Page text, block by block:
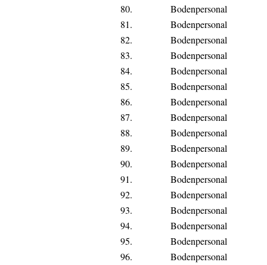
80.
Bodenpersonal
81.
Bodenpersonal
82.
Bodenpersonal
83.
Bodenpersonal
84.
Bodenpersonal
85.
Bodenpersonal
86.
Bodenpersonal
87.
Bodenpersonal
88.
Bodenpersonal
89.
Bodenpersonal
90.
Bodenpersonal
91.
Bodenpersonal
92.
Bodenpersonal
93.
Bodenpersonal
94.
Bodenpersonal
95.
Bodenpersonal
96.
Bodenpersonal